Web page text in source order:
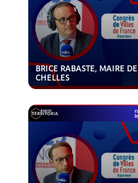
BRICE RABASTE, MAIRE DE
CHELLES